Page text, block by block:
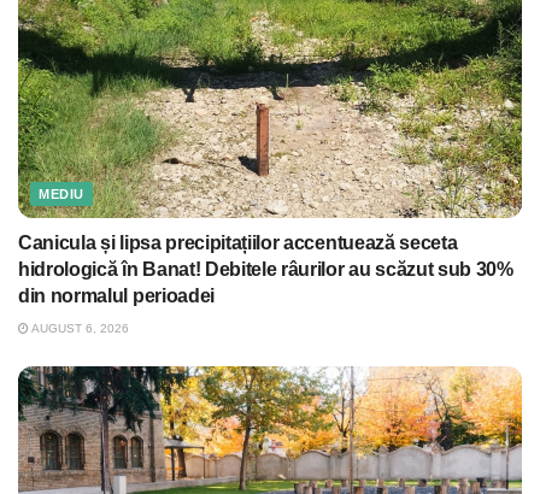
MEDIU
Canicula și lipsa precipitațiilor accentuează seceta
hidrologică în Banat! Debitele râurilor au scăzut sub 30%
din normalul perioadei
AUGUST 6, 2026